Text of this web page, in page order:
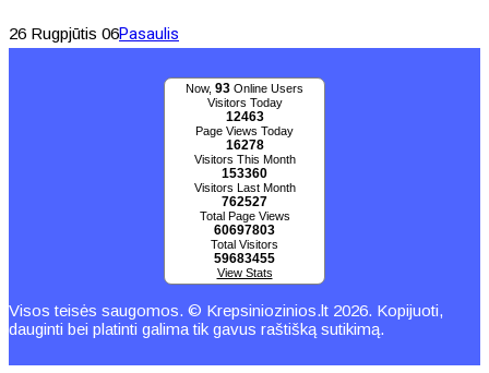
26 Rugpjūtis 06Pasaulis
Now, 93 Online Users
Visitors Today
12463
Page Views Today
16278
Visitors This Month
153360
Visitors Last Month
762527
Total Page Views
60697803
Total Visitors
59683455
View Stats
Visos teisės saugomos. © Krepsiniozinios.lt 2026. Kopijuoti,
dauginti bei platinti galima tik gavus raštišką sutikimą.